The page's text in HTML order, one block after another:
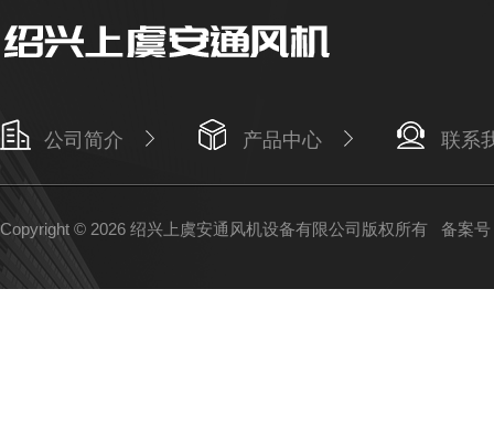
公司简介 产品中心 联系
Copyright © 2026 绍兴上虞安通风机设备有限公司版权所有 备案号